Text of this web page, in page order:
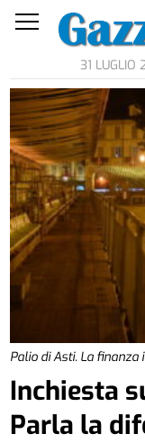
31 LUGLIO
Palio di Asti. La
Inchiesta
Parla la